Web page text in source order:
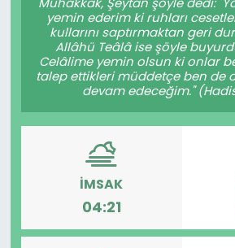
yemin ederim ki ruhları
kullarını saptırmaktan geri
Allâhü Teâlâ ise şöyle
Celâlime yemin olsun ki onlar
talep ettikleri müddetçe ben de
devam edeceğim."
İMSAK
04:21